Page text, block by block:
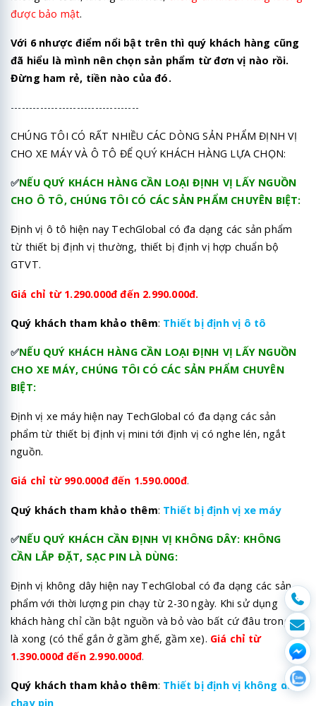
được bảo mật.
Với 6 nhược điểm nổi bật trên thì quý khách hàng cũng
đã hiểu là mình nên chọn sản phẩm từ đơn vị nào rồi.
Đừng ham rẻ, tiền nào của đó.
-----------------------------------
CHÚNG TÔI CÓ RẤT NHIỀU CÁC DÒNG SẢN PHẨM ĐỊNH VỊ
CHO XE MÁY VÀ Ô TÔ ĐỂ QUÝ KHÁCH HÀNG LỰA CHỌN:
✅NẾU QUÝ KHÁCH HÀNG CẦN LOẠI ĐỊNH VỊ LẤY NGUỒN
CHO Ô TÔ, CHÚNG TÔI CÓ CÁC SẢN PHẨM CHUYÊN BIỆT:
Định vị ô tô hiện nay TechGlobal có đa dạng các sản phẩm
từ thiết bị định vị thường, thiết bị định vị hợp chuẩn bộ
GTVT.
Giá chỉ từ 1.290.000đ đến 2.990.000đ.
Quý khách tham khảo thêm: Thiết bị định vị ô tô
✅NẾU QUÝ KHÁCH HÀNG CẦN LOẠI ĐỊNH VỊ LẤY NGUỒN
CHO XE MÁY, CHÚNG TÔI CÓ CÁC SẢN PHẨM CHUYÊN
BIỆT:
Định vị xe máy hiện nay TechGlobal có đa dạng các sản
phẩm từ thiết bị định vị mini tới định vị có nghe lén, ngắt
nguồn.
Giá chỉ từ 990.000đ đến 1.590.000đ.
Quý khách tham khảo thêm: Thiết bị định vị xe máy
✅NẾU QUÝ KHÁCH CẦN ĐỊNH VỊ KHÔNG DÂY: KHÔNG
CẦN LẮP ĐẶT, SẠC PIN LÀ DÙNG:
Định vị không dây hiện nay TechGlobal có đa dạng các sản
phẩm với thời lượng pin chạy từ 2-30 ngày. Khi sử dụng
khách hàng chỉ cần bật nguồn và bỏ vào bất cứ đâu trong xe
là xong (có thể gắn ở gầm ghế, gầm xe). Giá chỉ từ
1.390.000đ đến 2.990.000đ.
Quý khách tham khảo thêm: Thiết bị định vị không dây
chạy pin